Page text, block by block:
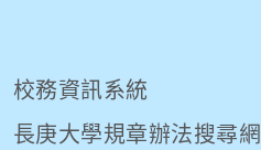
校務資訊系統
長庚大學規章辦法搜尋網